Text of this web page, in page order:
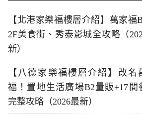
【北港家樂福樓層介紹】萬家福
2F美食街、秀泰影城全攻略（
新）
【八德家樂福樓層介紹】改名
福！置地生活廣場B2量販+17間
完整攻略（2026最新）